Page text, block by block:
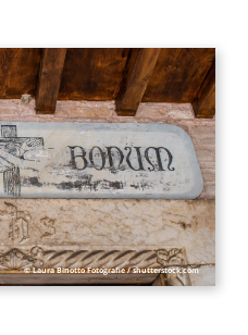
© Laura Binotto Fotografie / shutterstock.com